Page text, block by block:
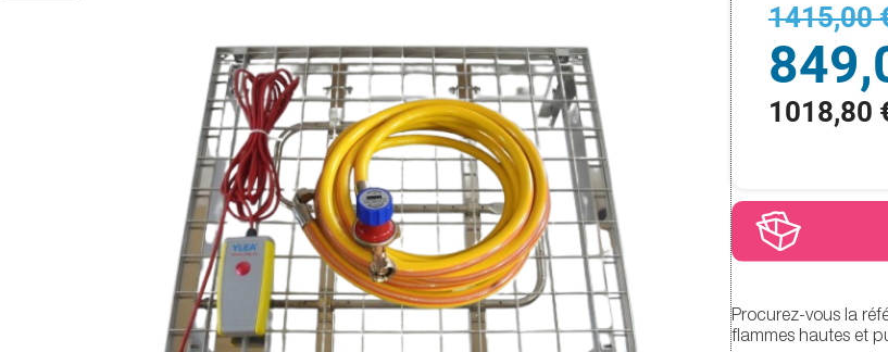
1415,00
1018,80
Procurez-vous la
flammes hautes et